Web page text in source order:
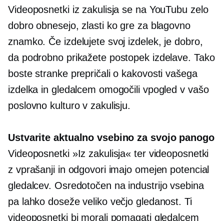
Videoposnetki iz zakulisja se na YouTubu zelo
dobro obnesejo, zlasti ko gre za blagovno
znamko. Če izdelujete svoj izdelek, je dobro,
da podrobno prikažete postopek izdelave. Tako
boste stranke prepričali o kakovosti vašega
izdelka in gledalcem omogočili vpogled v vašo
poslovno kulturo v zakulisju.
Ustvarite aktualno vsebino za svojo panogo
Videoposnetki »Iz zakulisja« ter videoposnetki
z vprašanji in odgovori imajo omejen potencial
gledalcev. Osredotočen na industrijovsebina
pa lahko doseže veliko večjo gledanost. Ti
videoposnetki bi morali pomagati gledalcem